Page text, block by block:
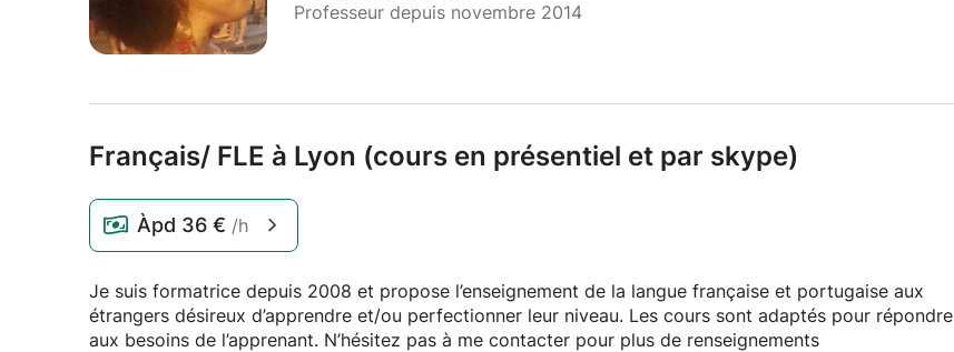
Professeur depuis novembre 2014
Français/ FLE à Lyon (cours en présentiel et par skype)
Àpd 36 € /h
Je suis formatrice depuis 2008 et propose l’enseignement de la langue française et portugaise aux
étrangers désireux d’apprendre et/ou perfectionner leur niveau. Les cours sont adaptés pour répondre
aux besoins de l’apprenant. N’hésitez pas à me contacter pour plus de renseignements